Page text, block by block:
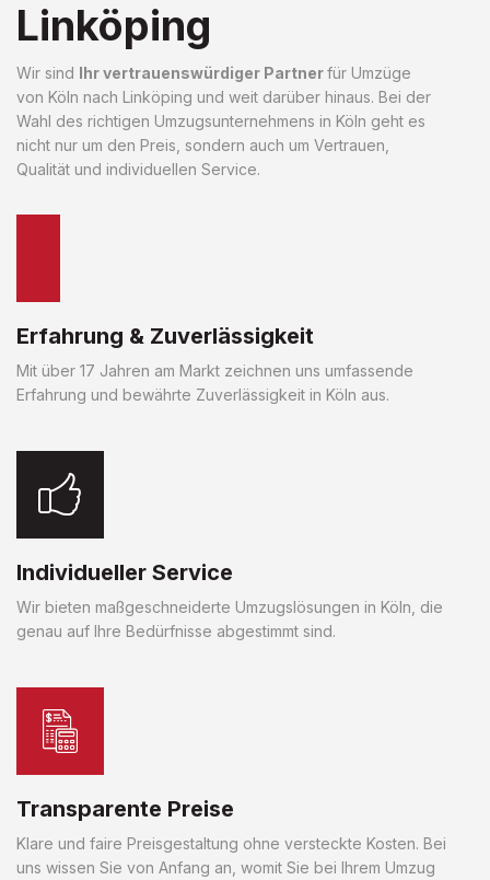
Linköping
Wir sind Ihr vertrauenswürdiger Partnerfür Umzüge
von Köln nach Linköping und weit darüber hinaus. Bei der
Wahl des richtigen Umzugsunternehmens in Köln geht es
nicht nur um den Preis, sondern auch um Vertrauen,
Qualität und individuellen Service.
Erfahrung & Zuverlässigkeit
Mit über 17 Jahren am Markt zeichnen uns umfassende
Erfahrung und bewährte Zuverlässigkeit in Köln aus.
Individueller Service
Wir bieten maßgeschneiderte Umzugslösungen in Köln, die
genau auf Ihre Bedürfnisse abgestimmt sind.
Transparente Preise
Klare und faire Preisgestaltung ohne versteckte Kosten. Bei
uns wissen Sie von Anfang an, womit Sie bei Ihrem Umzug